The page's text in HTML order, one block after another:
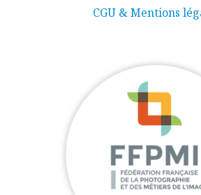
CGU & Mentions